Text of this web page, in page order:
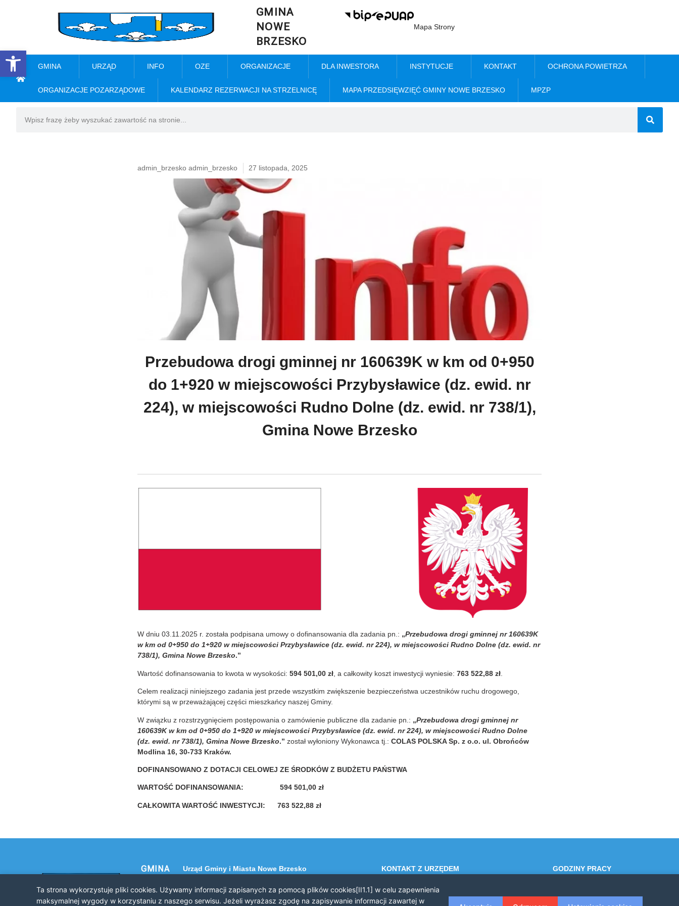
Open toolbar
GMINA
NOWE
BRZESKO
Mapa Strony
GMINA URZĄD INFO OZE ORGANIZACJE DLA INWESTORA INSTYTUCJE KONTAKT OCHRONA POWIETRZA
ORGANIZACJE POZARZĄDOWE KALENDARZ REZERWACJI NA STRZELNICĘ MAPA PRZEDSIĘWZIĘĆ GMINY NOWE BRZESKO MPZP
admin_brzesko admin_brzesko 27 listopada, 2025
Przebudowa drogi gminnej nr 160639K w km od 0+950
do 1+920 w miejscowości Przybysławice (dz. ewid. nr
224), w miejscowości Rudno Dolne (dz. ewid. nr 738/1),
Gmina Nowe Brzesko
W dniu 03.11.2025 r. została podpisana umowy o dofinansowania dla zadania pn.: „Przebudowa drogi gminnej nr 160639K
w km od 0+950 do 1+920 w miejscowości Przybysławice (dz. ewid. nr 224), w miejscowości Rudno Dolne (dz. ewid. nr
738/1), Gmina Nowe Brzesko.”
Wartość dofinansowania to kwota w wysokości: 594 501,00 zł , a całkowity koszt inwestycji wyniesie: 763 522,88 zł
Celem realizacji niniejszego zadania jest przede wszystkim zwiększenie bezpieczeństwa uczestników ruchu drogowego,
którymi są w przeważającej części mieszkańcy naszej Gminy.
W związku z rozstrzygnięciem postępowania o zamówienie publiczne dla zadanie pn.: „Przebudowa drogi gminnej nr
160639K w km od 0+950 do 1+920 w miejscowości Przybysławice (dz. ewid. nr 224), w miejscowości Rudno Dolne
(dz. ewid. nr 738/1), Gmina Nowe Brzesko.” został wyłoniony Wykonawca tj.: COLAS POLSKA Sp. z o.o. ul. Obrońców
Modlina 16, 30-733 Kraków.
DOFINANSOWANO Z DOTACJI CELOWEJ ZE ŚRODKÓW Z BUDŻETU PAŃSTWA
WARTOŚĆ DOFINANSOWANIA: 594 501,00 zł
CAŁKOWITA WARTOŚĆ INWESTYCJI: 763 522,88 zł
GMINA
BRZESKO
Urząd Gminy i Miasta Nowe Brzesko
ul. Krakowska 44
KONTAKT Z URZĘDEM
Telefon: 12 385 20 94
Faks: 12 385 03 55
GODZINY PRACY
Ta strona wykorzystuje pliki cookies. Używamy informacji zapisanych za pomocą plików cookies[II1.1] w celu zapewnienia
maksymalnej wygody w korzystaniu z naszego serwisu. Jeżeli wyrażasz zgodę na zapisywanie informacji zawartej w